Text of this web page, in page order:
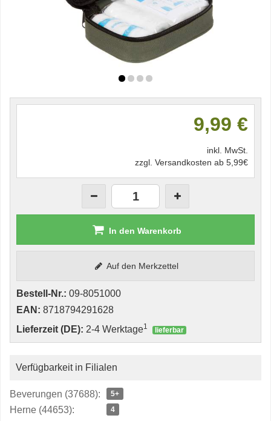
9,99 €
inkl. MwSt.
zzgl. Versandkosten ab 5,99€
In den Warenkorb
Auf den Merkzettel
Bestell-Nr.: 09-8051000
EAN: 8718794291628
Lieferzeit (DE): 2-4 Werktage1 lieferbar
Verfügbarkeit in Filialen
Beverungen (37688): 5+
Herne (44653): 4